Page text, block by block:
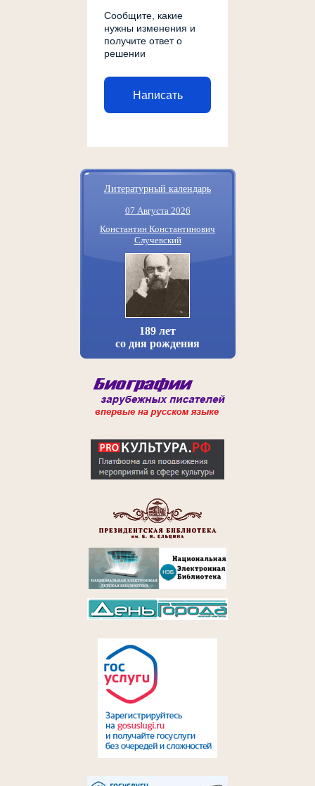
Сообщите, какие
нужны изменения и
получите ответ о
решении
Написать
Литературный календарь
07 Августа 2026
Константин Константинович
Случевский
189 лет
со дня рождения